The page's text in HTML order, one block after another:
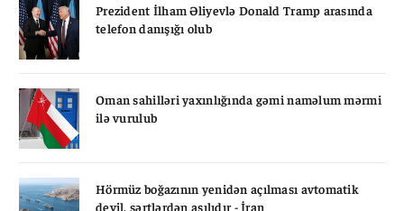
Prezident İlham Əliyevlə Donald Tramp arasında
telefon danışığı olub
Oman sahilləri yaxınlığında gəmi naməlum mərmi
ilə vurulub
Hörmüz boğazının yenidən açılması avtomatik
deyil, şərtlərdən asılıdır - İran